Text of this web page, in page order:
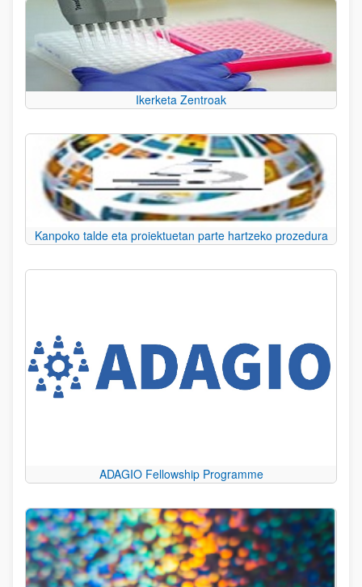
Ikerketa Zentroak
Kanpoko talde eta proiektuetan parte hartzeko prozedura
ADAGIO Fellowship Programme